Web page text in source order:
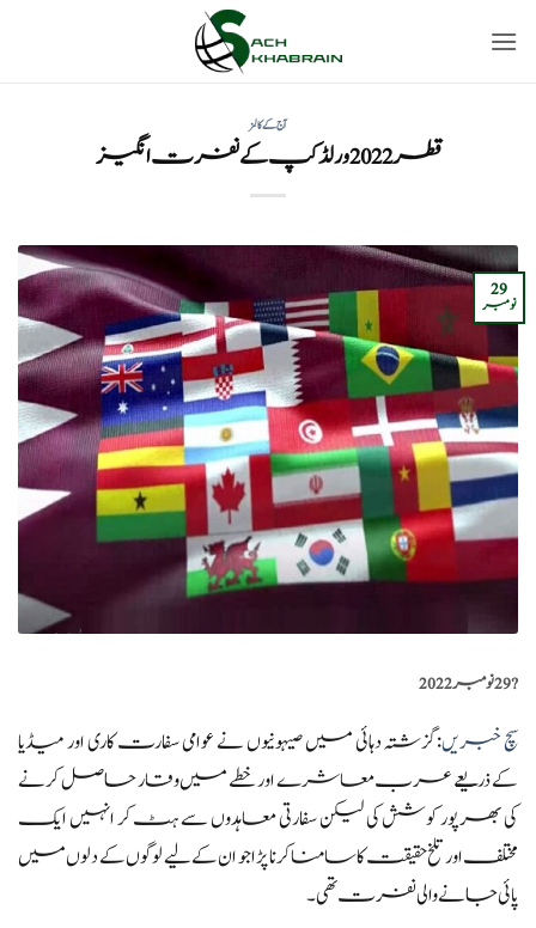
آج کے کالمز
قطر 2022 ورلڈ کپ کے نفرت انگیز
29
نومبر
?️29 نومبر 2022
سچ خبریں:گزشتہ دہائی میں صیہونیوں نے عوامی سفارت کاری اور میڈیا
کے ذریعے عرب معاشرے اور خطے میں وقار حاصل کرنے
کی بھرپور کوشش کی لیکن سفارتی معاہدوں سے ہٹ کر انہیں ایک
مختلف اور تلخ حقیقت کا سامنا کرنا پڑا جو ان کے لیے لوگوں کے دلوں میں
پائی جانے والی نفرت تھی۔